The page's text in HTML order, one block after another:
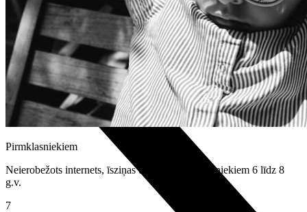
Iekārtu apdrošināšana
Nomaksas līgums
Audio
Pirmklasniekiem
Neierobežots internets, īsziņas un zvani pirmklasniekiem 6 līdz 8
g.v.
7